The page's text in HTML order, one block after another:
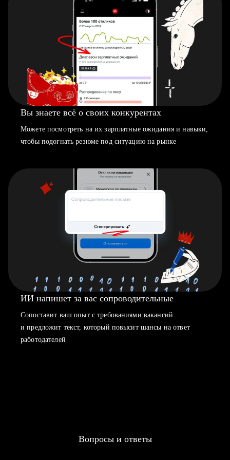
Вы знаете всё о своих конкурентах
Можете посмотреть на их зарплатные ожидания и навыки,
чтобы подогнать резюме под ситуацию на рынке
ИИ напишет за вас сопроводительные
Сопоставит ваш опыт с требованиями вакансий
и предложит текст, который повысит шансы на ответ
работодателей
Вопросы и ответы